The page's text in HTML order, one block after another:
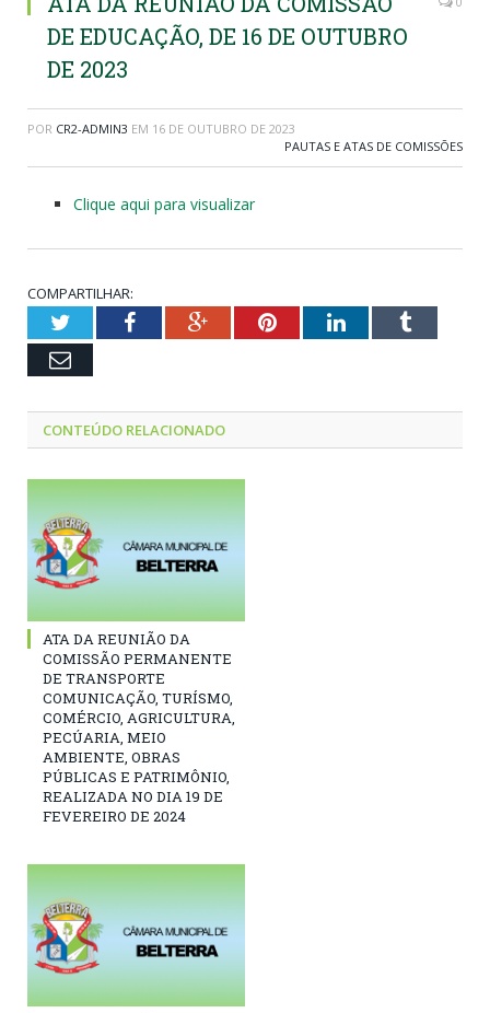
DE EDUCAÇÃO, DE 16 DE OUTUBRO
DE 2023
POR CR2-ADMIN3 EM 16 DE OUTUBRO DE 2023
PAUTAS E ATAS DE COMISSÕES
Clique aqui para visualizar
COMPARTILHAR:
TwitterFacebookGoogle+PinterestLinkedInTumblr
Email
CONTEÚDO RELACIONADO
ATA DA REUNIÃO DA
COMISSÃO PERMANENTE
DE TRANSPORTE
COMUNICAÇÃO, TURÍSMO,
COMÉRCIO, AGRICULTURA,
PECÚARIA, MEIO
AMBIENTE, OBRAS
PÚBLICAS E PATRIMÔNIO,
REALIZADA NO DIA 19 DE
FEVEREIRO DE 2024